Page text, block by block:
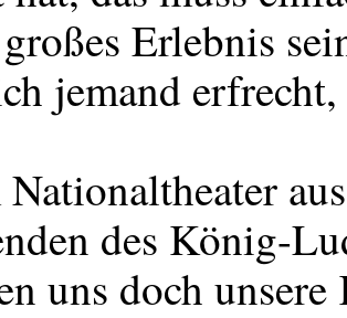
Erlebnis
jemand
des König-
uns doch